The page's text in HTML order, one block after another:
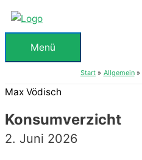
Zum
Inhalt
springenMenü
Menü
Start Allgemein
Max Vödisch
Konsumverzicht
2. Juni 2026